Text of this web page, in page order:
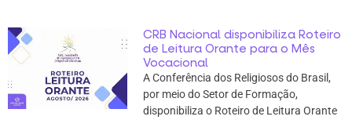
CRB Nacional disponibiliza Roteiro
de Leitura Orante para o Mês
Vocacional
A Conferência dos Religiosos do Brasil,
por meio do Setor de Formação,
disponibiliza o Roteiro de Leitura Orante